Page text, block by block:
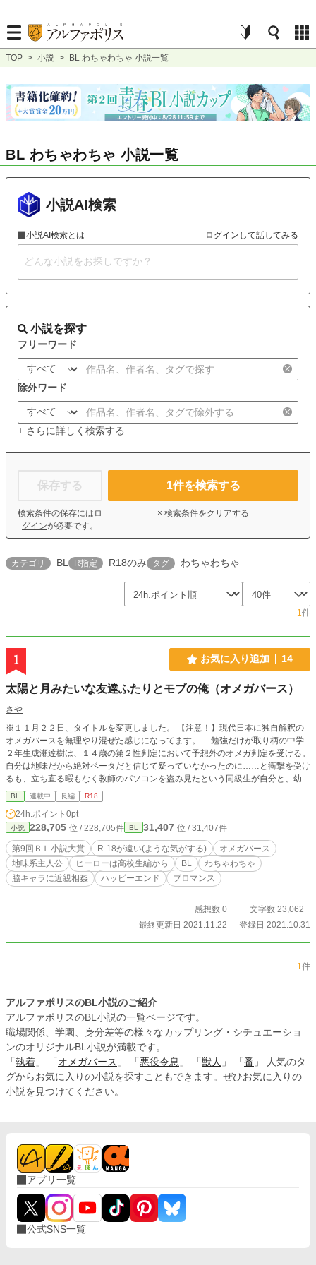
TOP > 小説 > BL わちゃわちゃ 小説一覧
BL わちゃわちゃ 小説一覧
小説AI検索
小説AI検索とは ログインして話してみる
小説を探す
フリーワード
除外ワード
+ さらに詳しく検索する
保存する
検索条件の保存には ロ
グインが必要です。
1件を検索する
× 検索条件をクリアする
カテゴリ BL R指定 R18のみ タグ わちゃわちゃ
1件
1 お気に入り追加 14
太陽と月みたいな友達ふたりとモブの俺（オメガバース）
さや
※１１月２２日、タイトルを変更しました。 【注意！】現代日本に独自解釈の
オメガバースを無理やり混ぜた感じになってます。 勉強だけが取り柄の中学
２年生成瀬達樹は、１４歳の第２性判定において予想外のオメガ判定を受ける。
自分は地味だから絶対ベータだと信じて疑っていなかったのに……と衝撃を受け
るも、立ち直る暇もなく教師のパソコンを盗み見たという同級生が自分と、幼な
じみである柚木諒介の第２性を暴露しているところに遭遇し……。 自称勉強
だけが取り柄の地味オメガ・達樹と、感情が外に出にくいクーデレなのかクーエ
ロなのかな人妻（？）オメガ・諒介、立てば芍薬座れば牡丹口を開けばただの中
２と称される華やかな美人系残念オメガ・佐々岡光。 ３人で過ごすツッコミ
不在（※物理にあらず）な友情と恋の物語。 ・胸糞あり・下品ありです。ご注
意ください。 ・不定期更新です。
BL 連載中 長編 R18
24h.ポイント 0pt
小説 228,705 位 / 228,705件 BL 31,407 位 / 31,407件
第9回ＢＬ小説大賞 R-18が遠い(ような気がする)
オメガバース
地味系主人公
ヒーローは高校生編から BL
わちゃわちゃ
脇キャラに近親相姦
ハッピーエンド ブロマンス
感想数 0
文字数 23,062
最終更新日 2021.11.22
登録日 2021.10.31
1件
アルファポリスのBL小説のご紹介
アルファポリスのBL小説の一覧ページです。
職場関係、学園、身分差等の様々なカップリング・シチュエーショ
ンのオリジナルBL小説が満載です。
「 執着 」 「 オメガバース 」 「 悪役令息 」 「 獣人 」 「 番 」 人気のタ
グからお気に入りの小説を探すこともできます。ぜひお気に入りの
小説を見つけてください。
アプリ一覧
公式SNS一覧